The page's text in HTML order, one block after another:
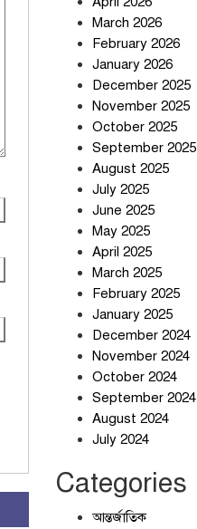
March 2026
February 2026
January 2026
December 2025
November 2025
October 2025
September 2025
August 2025
July 2025
June 2025
May 2025
April 2025
March 2025
February 2025
January 2025
December 2024
November 2024
October 2024
September 2024
August 2024
July 2024
Categories
আন্তর্জাতিক